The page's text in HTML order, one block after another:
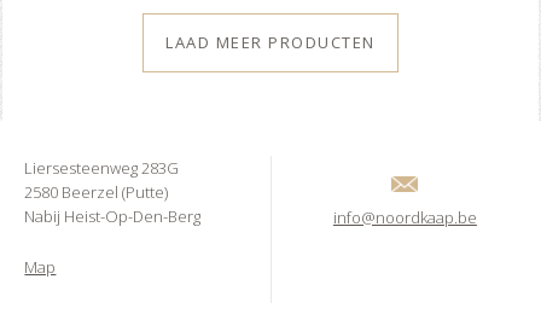
LAAD MEER PRODUCTEN
info@noordkaap.be
Liersesteenweg 283G
2580 Beerzel (Putte)
Nabij Heist-Op-Den-Berg
Map